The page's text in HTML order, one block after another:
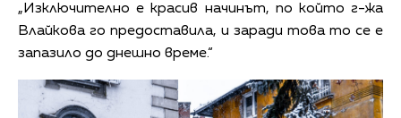
„Изключително е красив начинът, по който г-жа
Влайкова го предоставила, и заради това то се е
запазило до днешно време.“